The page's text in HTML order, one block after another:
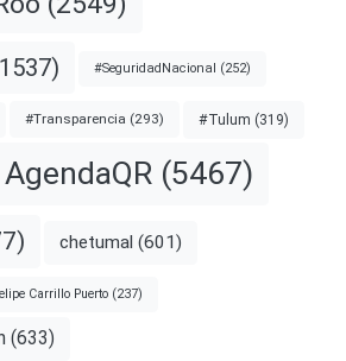
#SeguridadNacional (252)
#Transparencia (293) #Tulum (319)
AgendaQR (5467)
chetumal (601)
Carrillo Puerto (237)
(633)